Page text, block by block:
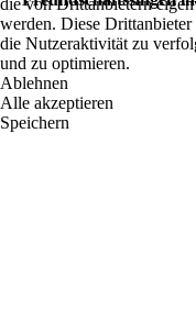
die von Drittanbietern
werden. Diese
die Nutzeraktivität zu
und zu optimieren.
Ablehnen
Alle akzeptieren
Speichern